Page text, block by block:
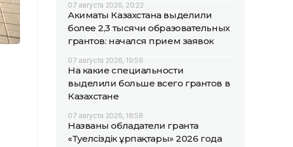
07 августа 2026, 20:22
Акиматы Казахстана выделили
более 2,3 тысячи образовательных
грантов: начался прием заявок
07 августа 2026, 19:59
На какие специальности
выделили больше всего грантов в
Казахстане
07 августа 2026, 18:58
Названы обладатели гранта
«Тәуелсіздік ұрпақтары» 2026 года